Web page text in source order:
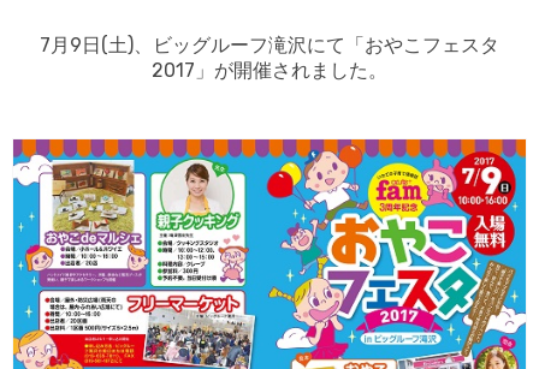
7月9日(土)、ビッグルーフ滝沢にて「おやこフェスタ
2017」が開催されました。